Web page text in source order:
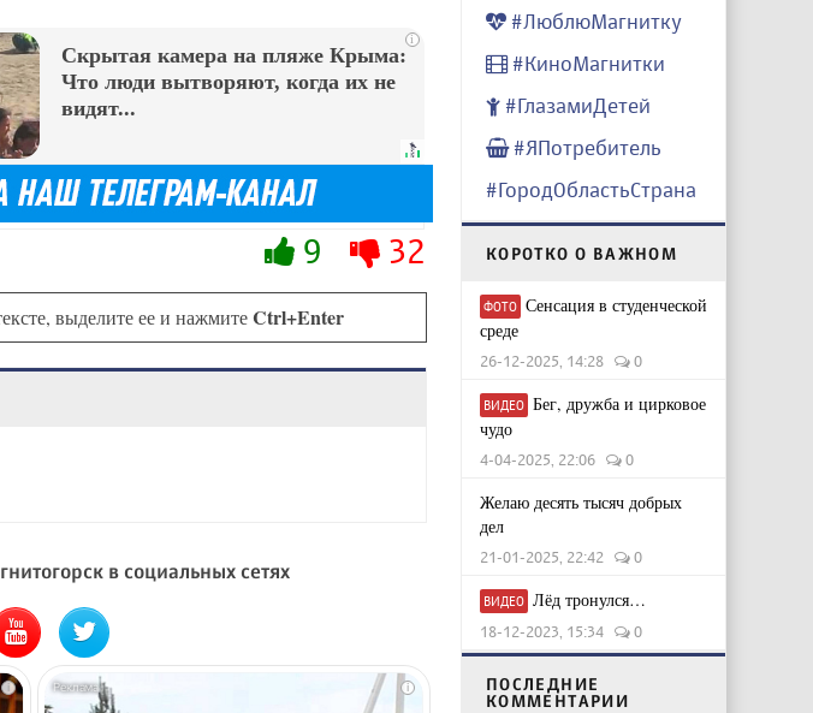
i
Скрытая камера на пляже Крыма:
Что люди вытворяют, когда их не
видят...
9 32
выделите ее и нажмитеCtrl+Enter
в социальных сетях
i i
#ЛюблюМагнитку
#КиноМагнитки
#ГлазамиДетей
#ЯПотребитель
#ГородОбластьСтрана
КОРОТКО О ВАЖНОМ
ФОТО Сенсация в студенческой
среде
26-12-2025, 14:28 0
ВИДЕО Бег, дружба и цирковое
чудо
4-04-2025, 22:06 0
Желаю десять тысяч добрых
дел
21-01-2025, 22:42 0
ВИДЕО Лёд тронулся…
18-12-2023, 15:34 0
ПОСЛЕДНИЕ
КОММЕНТАРИИ